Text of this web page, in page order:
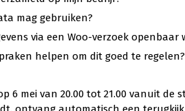
mag gebruiken?
via een Woo-verzoek openbaar
helpen om dit goed te regelen?
6 mei van 20.00 tot 21.00 vanuit de